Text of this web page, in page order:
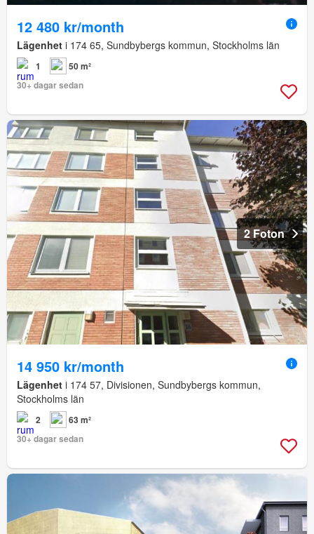
12 480 kr/month
Lägenhet i 174 65, Sundbybergs kommun, Stockholms län
1
50 m²
30+ dagar sedan
2 Foton
14 950 kr/month
Lägenhet i 174 57, Divisionen, Sundbybergs kommun,
Stockholms län
2
63 m²
30+ dagar sedan